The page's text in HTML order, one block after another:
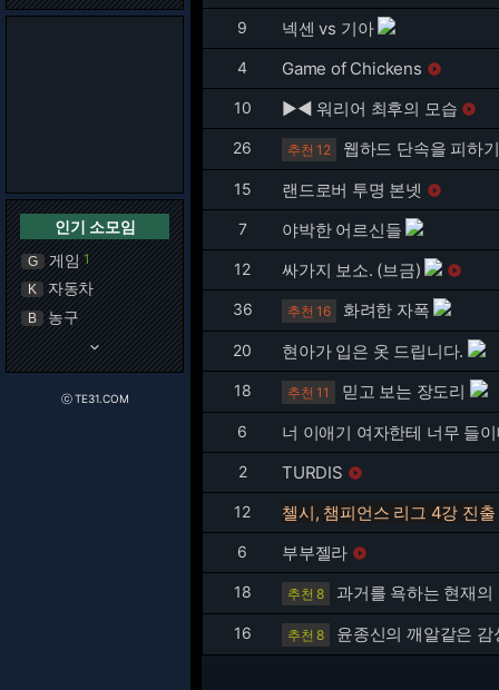
인기 소모임
G 게임 1
K 자동차
B 농구
keyboard_arrow_down
ⓒ TE31.COM
9 넥센 vs 기아
4 Game of Chickens 
10 ▶◀ 워리어 최후의 모습 
26 추천 12 웹하드 단속을 피하
15 랜드로버 투명 본넷 
7 야박한 어르신들
12 싸가지 보소. (브금) 
36 추천 16 화려한 자폭
20 현아가 입은 옷 드립니다.
18 추천 11 믿고 보는 장도리
6 너 이애기 여자한테 너무 들
2 TURDIS 
12 첼시, 챔피언스 리그 4강 진출
6 부부젤라 
18 추천 8 과거를 욕하는 현재의
16 추천 8 윤종신의 깨알같은 감